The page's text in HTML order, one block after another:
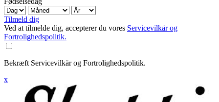
Tilmeld dig
Ved at tilmelde dig, accepterer du vores Servicevilkår og
Fortrolighedspolitik.
Bekræft Servicevilkår og Fortrolighedspolitik.
x